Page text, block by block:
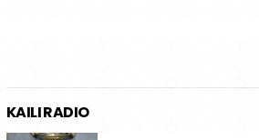
KAILI RADIO